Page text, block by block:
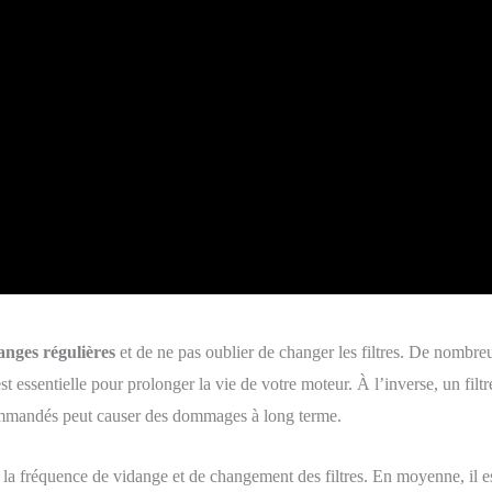
régulières et de ne pas oublier de changer les filtres. De
pour prolonger la vie de votre moteur. À l’inverse, un
peut causer des dommages à long terme.
fréquence de vidange et de changement des filtres. En moyenne, il